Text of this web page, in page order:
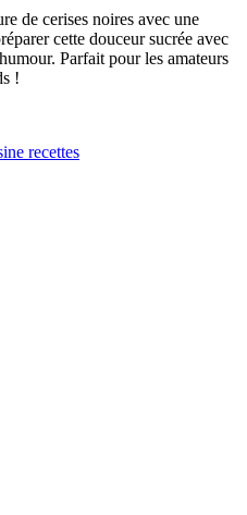
de cerises noires avec une
cette douceur sucrée avec
Parfait pour les amateurs
!
recettes